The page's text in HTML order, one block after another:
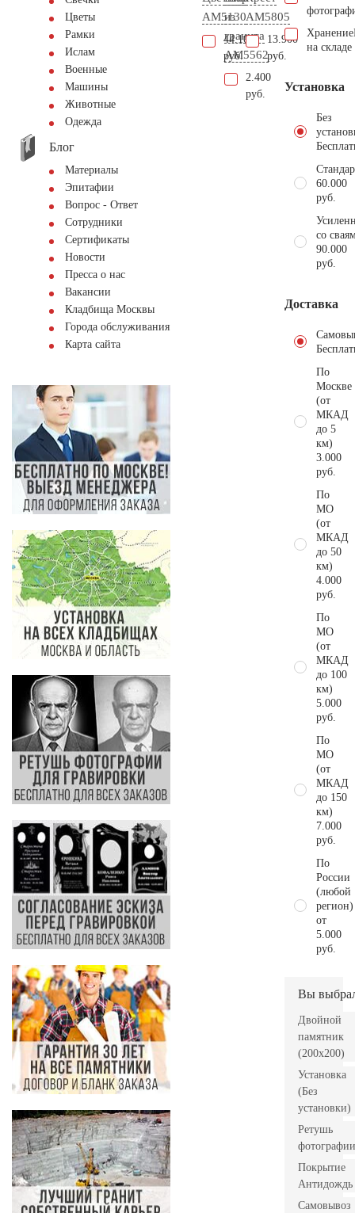
Цветы
Рамки
Ислам
Военные
Машины
Животные
Одежда
Блог
Материалы
Эпитафии
Вопрос - Ответ
Сотрудники
Сертификаты
Новости
Пресса о нас
Вакансии
Кладбища Москвы
Города обслуживания
Карта сайта
AM5130
44.100
руб.
из
гранита
AM5562
2.400
руб.
AM5805
13.900
руб.
Хранение
на складе
Установка
Без
60.000
руб.
со
90.000
руб.
Доставка
По
Москве
(от
МКАД
до 5
км)
3.000
руб.
По
МО
(от
МКАД
до 50
км)
4.000
руб.
По
МО
(от
МКАД
до 100
км)
5.000
руб.
По
МО
(от
МКАД
до 150
км)
7.000
руб.
По
России
(любой
регион)
от
5.000
руб.
Вы
Двойной
памятник
(200х200)
Установка
(Без
установки)
Ретушь
фотографии
Покрытие
Антидождь
Самовывоз